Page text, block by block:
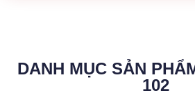
DANH MỤC SẢN
102